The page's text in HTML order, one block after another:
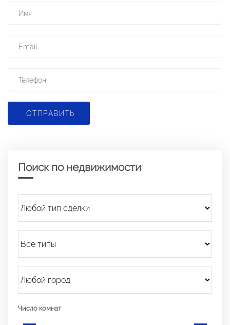
ОТПРАВИТЬ
Поиск по недвижимости
Число комнат